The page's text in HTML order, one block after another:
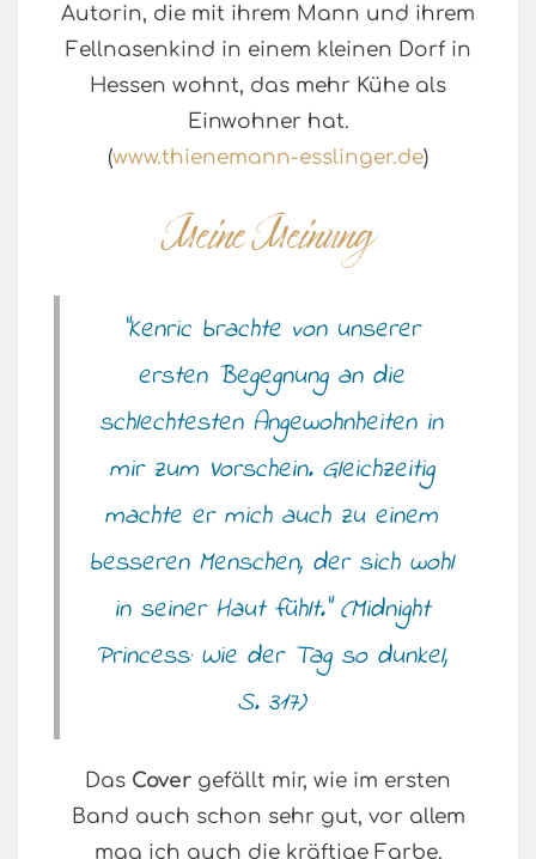
Autorin, die mit ihrem Mann und ihrem
Fellnasenkind in einem kleinen Dorf in
Hessen wohnt, das mehr Kühe als
Einwohner hat.
(www.thienemann-esslinger.de)
“Kenric brachte von unserer
ersten Begegnung an die
schlechtesten Angewohnheiten in
mir zum Vorschein. Gleichzeitig
machte er mich auch zu einem
besseren Menschen, der sich wohl
in seiner Haut fühlt.” (Midnight
Princess: Wie der Tag so dunkel,
S. 317)
Das Cover gefällt mir, wie im ersten
Band auch schon sehr gut, vor allem
mag ich auch die kräftige Farbe.